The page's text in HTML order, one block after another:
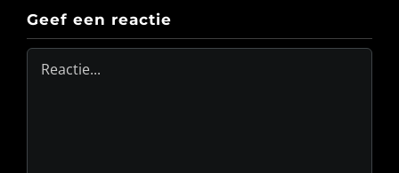
Geef een reactie
Reactie